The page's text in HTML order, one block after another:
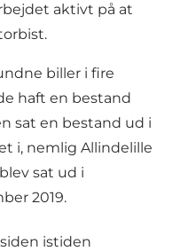
aktivt på at
biller i fire
haft en bestand
sat en bestand ud i
i, nemlig Allindelille
sat ud i
2019.
istiden